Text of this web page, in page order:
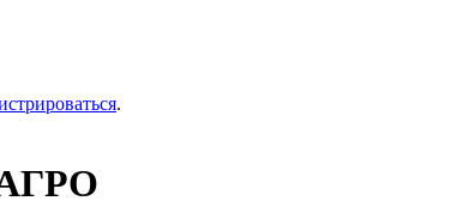
.
АГРО